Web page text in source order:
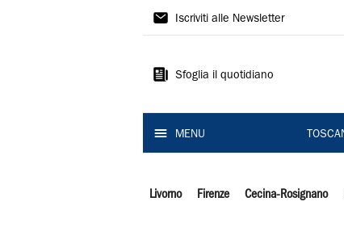
Il
Iscriviti alle Newsletter
Sfoglia il quotidiano
MENU
Livorno Firenze Cecina-Rosignano